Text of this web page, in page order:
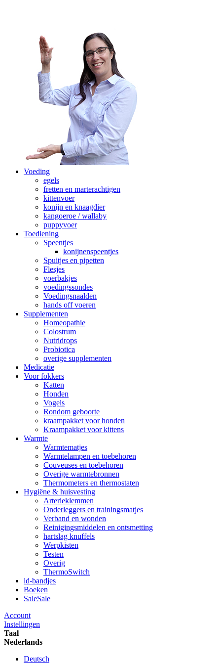
Voeding
egels
fretten en marterachtigen
kittenvoer
konijn en knaagdier
kangoeroe / wallaby
puppyvoer
Toediening
Speentjes
konijnenspeentjes
Spuitjes en pipetten
Flesjes
voerbakjes
voedingssondes
Voedingsnaalden
hands off voeren
Supplementen
Homeopathie
Colostrum
Nutridrops
Probiotica
overige supplementen
Medicatie
Voor fokkers
Katten
Honden
Vogels
Rondom geboorte
kraampakket voor honden
Kraampakket voor kittens
Warmte
Warmtematjes
Warmtelampen en toebehoren
Couveuses en toebehoren
Overige warmtebronnen
Thermometers en thermostaten
Hygiëne & huisvesting
Arterieklemmen
Onderleggers en trainingsmatjes
Verband en wonden
Reinigingsmiddelen en ontsmetting
hartslag knuffels
Werpkisten
Testen
Overig
ThermoSwitch
id-bandjes
Boeken
SaleSale
Account
Instellingen
Taal
Nederlands
Deutsch